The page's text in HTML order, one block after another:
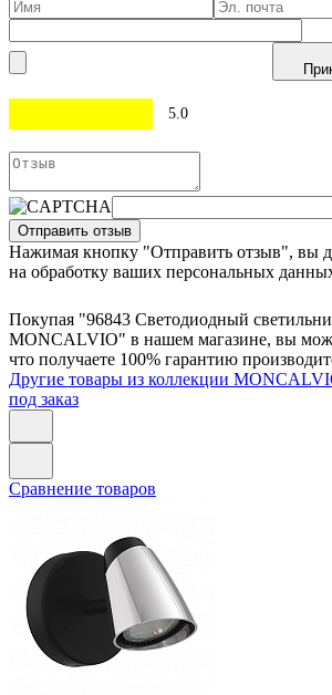
5.0
Отправить отзыв
Нажимая кнопку "Отправить отзыв", вы
на обработку ваших персональных
Покупая "96843 Светодиодный
MONCALVIO" в нашем магазине, вы
что получаете 100% гарантию
Другие товары из коллекции
под заказ
Сравнение товаров